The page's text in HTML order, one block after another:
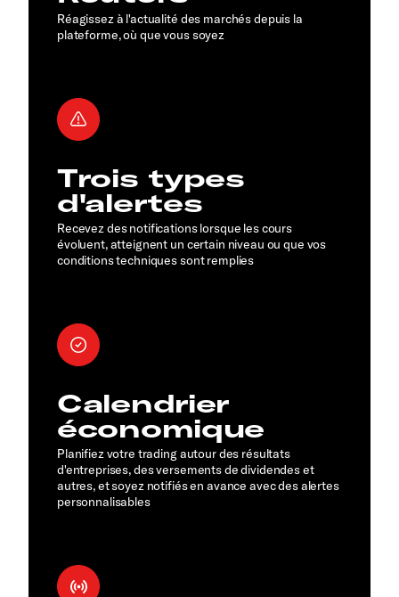
Réagissez à l'actualité des marchés depuis la
plateforme, où que vous soyez
Trois types
d'alertes
Recevez des notifications lorsque les cours
évoluent, atteignent un certain niveau ou que vos
conditions techniques sont remplies
Calendrier
économique
Planifiez votre trading autour des résultats
d'entreprises, des versements de dividendes et
autres, et soyez notifiés en avance avec des alertes
personnalisables